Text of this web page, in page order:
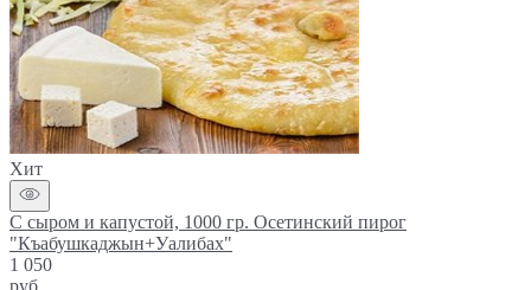
Хит
С сыром и капустой, 1000 гр. Осетинский пирог
"Къабушкаджын+Уалибах"
1 050